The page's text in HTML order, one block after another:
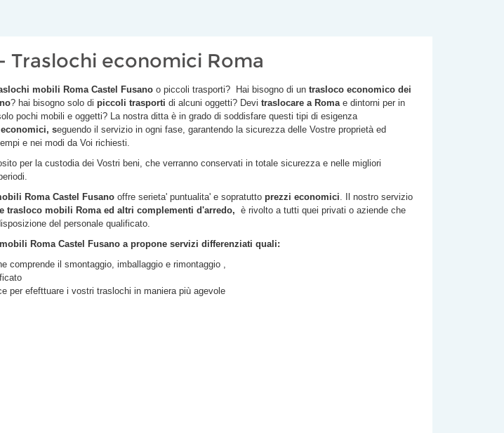
Traslochi economici Roma
mobili RomaCastel Fusano o piccoli trasporti? Hai bisogno di un trasloco economico dei
? hai bisogno solo di piccoli trasporti di alcuni oggetti? Devi traslocare a Romae dintorni per in
pochi mobili e oggetti? La nostra ditta è in grado di soddisfare questi tipi di esigenza
seguendo il servizio in ogni fase, garantendo la sicurezza delle Vostre proprietà ed
e nei modi da Voi richiesti.
per la custodia dei Vostri beni, che verranno conservati in totale sicurezza e nelle migliori
Roma Castel Fusano offre serieta' puntualita' e sopratutto prezzi economici. Il nostro servizio
trasloco mobili Roma ed altri complementi d'arredo, è rivolto a tutti quei privati o aziende che
del personale qualificato.
RomaCastel Fusano a propone servizi differenziati quali:
comprende il smontaggio, imballaggio e rimontaggio ,
per efefttuare i vostri traslochi in maniera più agevole